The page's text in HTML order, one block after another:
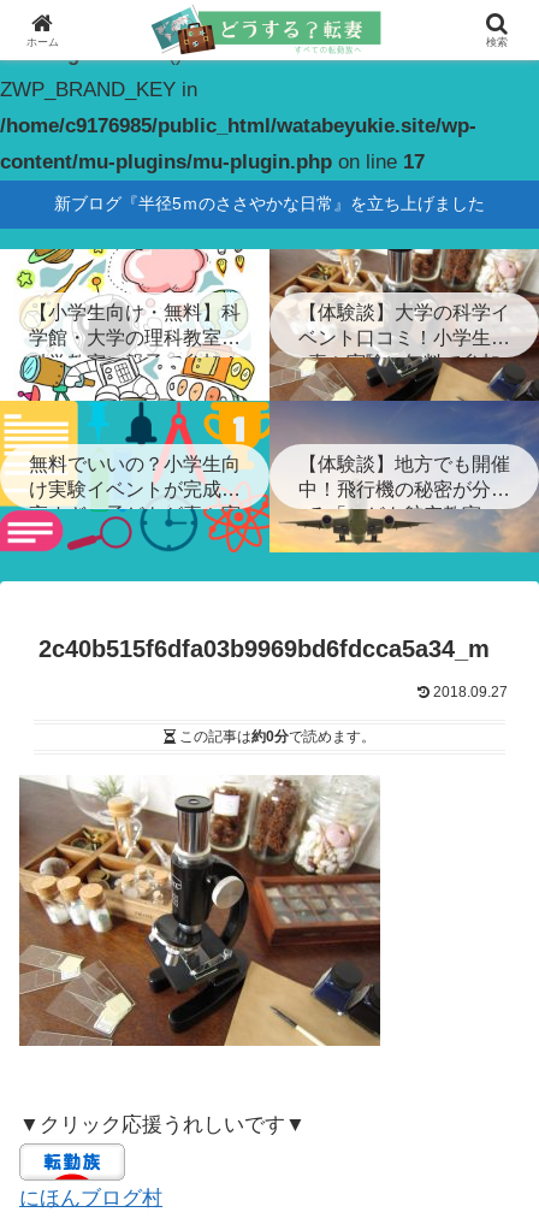
Warning
: constant(): Couldn't find constant
ZWP_BRAND_KEY in
/home/c9176985/public_html/watabeyukie.site/wp-
content/mu-plugins/mu-plugin.php on line 17
新ブログ『半径5ｍのささやかな日常』を立ち上げました
【小学生向け・無料】科
学館・大学の理科教室・
科学教室に親子で参加！
【体験談】大学の科学イ
ベント口コミ！小学生が
喜ぶ実験に無料で参加
無料でいいの？小学生向
け実験イベントが完成度
高すぎ…子どもが喜ぶ実
験ショー
【体験談】地方でも開催
中！飛行機の秘密が分か
る「こども航空教室」
2c40b515f6dfa03b9969bd6fdcca5a34_m
2018.09.27
この記事は約0分で読めます。
▼クリック応援うれしいです▼
にほんブログ村
ホーム 検索